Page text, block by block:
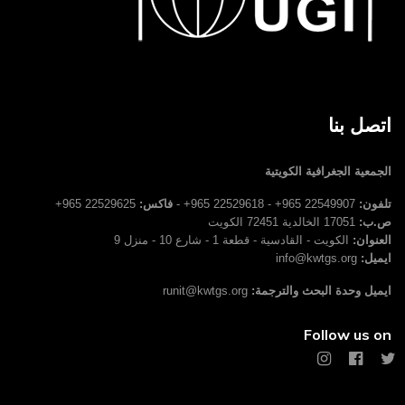
اتصل بنا
الجمعية الجغرافية الكويتية
تلفون: فاكس: 22529625 965+
ص.ب: 17051 الخالدية 72451 الكويت
العنوان:
الكويت - القادسية - قطعة 1 - شارع 10 - منزل 9
ايميل: info@kwtgs.org
ايميل وحدة البحث والترجمة: runit@kwtgs.org
Follow us on